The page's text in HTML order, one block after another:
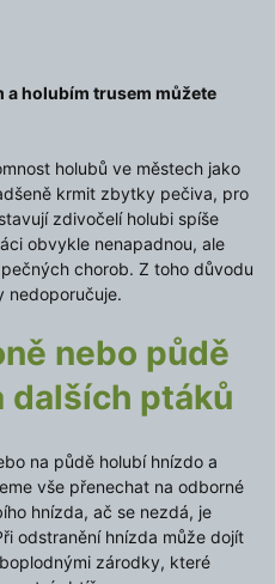
a holubím trusem můžete
holubů ve městech jako
krmit zbytky pečiva, pro
zdivočelí holubi spíše
obvykle nenapadnou, ale
chorob. Z toho důvodu
nedoporučuje.
nebo půdě
dalších ptáků
na půdě holubí hnízdo a
vše přenechat na odborné
hnízda, ač se nezdá, je
odstranění hnízda může dojít
zárodky, které